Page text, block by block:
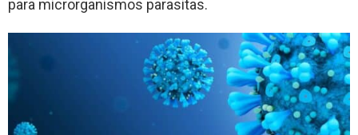
para microrganismos parasitas.